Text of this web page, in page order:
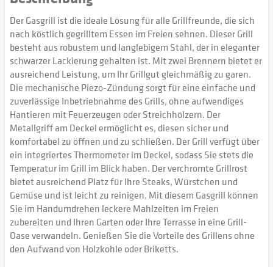
Der Gasgrill ist die ideale Lösung für alle Grillfreunde, die sich
nach köstlich gegrilltem Essen im Freien sehnen. Dieser Grill
besteht aus robustem und langlebigem Stahl, der in eleganter
schwarzer Lackierung gehalten ist. Mit zwei Brennern bietet er
ausreichend Leistung, um Ihr Grillgut gleichmäßig zu garen.
Die mechanische Piezo-Zündung sorgt für eine einfache und
zuverlässige Inbetriebnahme des Grills, ohne aufwendiges
Hantieren mit Feuerzeugen oder Streichhölzern. Der
Metallgriff am Deckel ermöglicht es, diesen sicher und
komfortabel zu öffnen und zu schließen. Der Grill verfügt über
ein integriertes Thermometer im Deckel, sodass Sie stets die
Temperatur im Grill im Blick haben. Der verchromte Grillrost
bietet ausreichend Platz für Ihre Steaks, Würstchen und
Gemüse und ist leicht zu reinigen. Mit diesem Gasgrill können
Sie im Handumdrehen leckere Mahlzeiten im Freien
zubereiten und Ihren Garten oder Ihre Terrasse in eine Grill-
Oase verwandeln. Genießen Sie die Vorteile des Grillens ohne
den Aufwand von Holzkohle oder Briketts.